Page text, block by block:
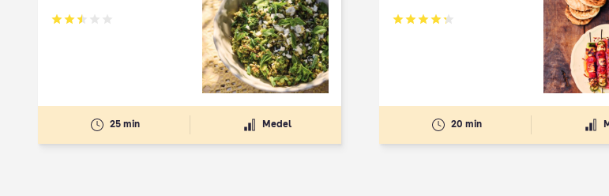
Betyg: 2.5 av 5
25 min Medel
Betyg: 4.3 av 5
20 min